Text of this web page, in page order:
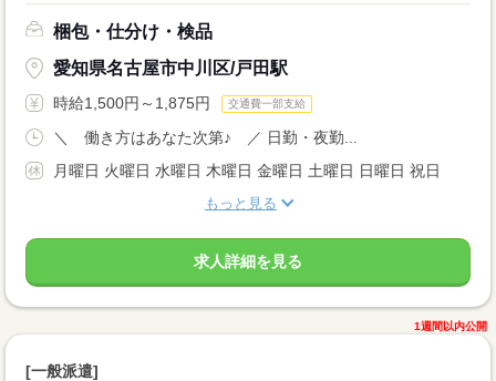
梱包・仕分け・検品
愛知県名古屋市中川区/戸田駅
時給1,500円～1,875円 交通費一部支給
＼ 働き方はあなた次第♪ ／ 日勤・夜勤...
月曜日 火曜日 水曜日 木曜日 金曜日 土曜日 日曜日 祝日
もっと見る
求人詳細を見る
1週間以内公開
[一般派遣]